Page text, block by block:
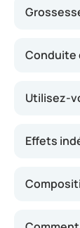
Conduite
Utilisez-
Effets